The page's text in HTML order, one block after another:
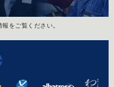
をご覧ください。